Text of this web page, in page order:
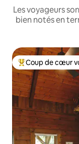
Les voyageurs
bien notés en
Coups de cœur
Coup de cœur